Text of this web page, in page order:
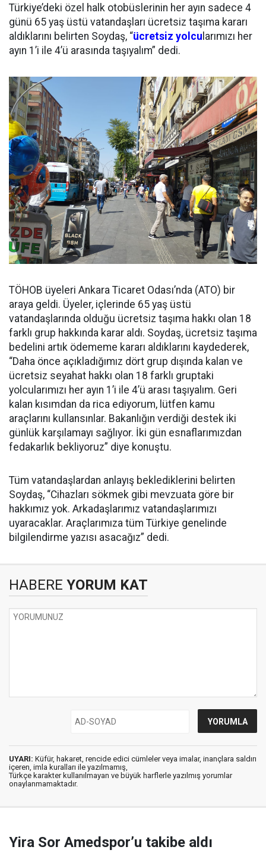
Türkiye’deki özel halk otobüslerinin her ayın sadece 4
günü 65 yaş üstü vatandaşları ücretsiz taşıma kararı
aldıklarını belirten Soydaş, “ücretsiz yolcu larımızı her
ayın 1’i ile 4’ü arasında taşıyalım” dedi.
TÖHOB üyeleri Ankara Ticaret Odası’nda (ATO) bir
araya geldi. Üyeler, içlerinde 65 yaş üstü
vatandaşlarında olduğu ücretsiz taşıma hakkı olan 18
farklı grup hakkında karar aldı. Soydaş, ücretsiz taşıma
bedelini artık ödememe kararı aldıklarını kaydederek,
“Daha önce açıkladığımız dört grup dışında kalan ve
ücretsiz seyahat hakkı olan 18 farklı gruptaki
yolcularımızı her ayın 1’i ile 4’ü arası taşıyalım. Geri
kalan kısımdan da rica ediyorum, lütfen kamu
araçlarını kullansınlar. Bakanlığın verdiği destek iki
günlük karşılamayı sağlıyor. İki gün esnaflarımızdan
fedakarlık bekliyoruz” diye konuştu.
Tüm vatandaşlardan anlayış beklediklerini belirten
Soydaş, “Cihazları sökmek gibi mevzuata göre bir
hakkımız yok. Arkadaşlarımız vatandaşlarımızı
uyaracaklar. Araçlarımıza tüm Türkiye genelinde
bilgilendirme yazısı asacağız” dedi.
HABERE YORUM KAT
UYARI: Küfür, hakaret, rencide edici cümleler veya imalar, inançlara saldırı
içeren, imla kuralları ile yazılmamış,
Türkçe karakter kullanılmayan ve büyük harflerle yazılmış yorumlar
onaylanmamaktadır.
Yira Sor Amedspor’u takibe aldı